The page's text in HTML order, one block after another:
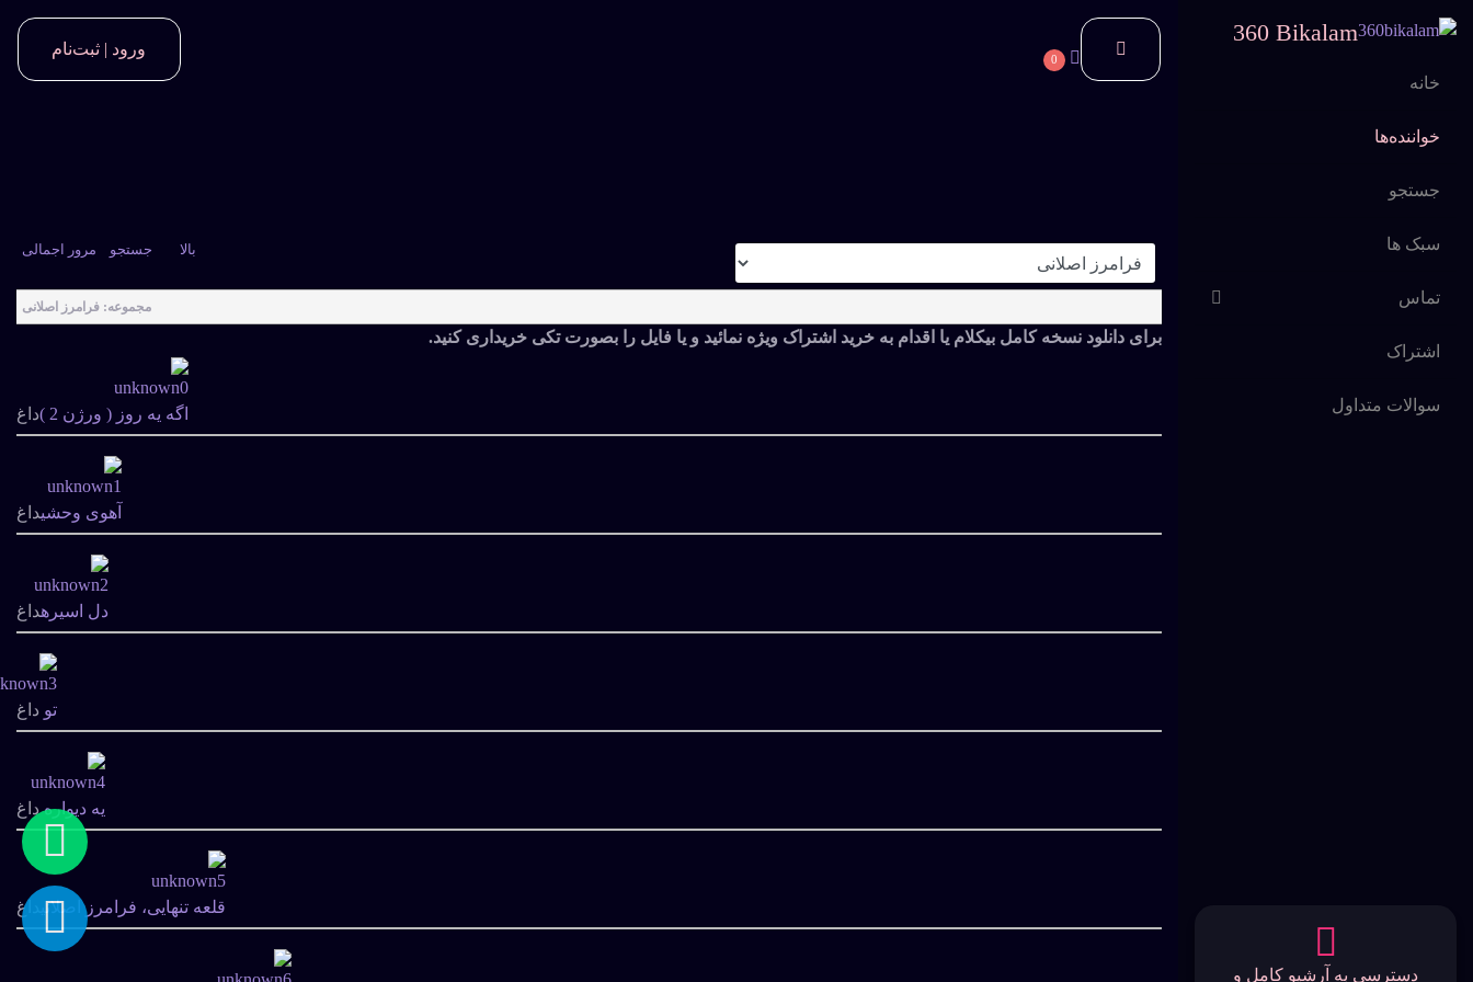
360 Bikalam
خانه
خواننده‌ها
جستجو
سبک ها
تماس
اشتراک
سوالات متداول
دسترسی به آرشیو کامل و
0
ورود | ثبت‌نام
مرور اجمالی جستجو بالا
مجموعه: فرامرز اصلانی
برای دانلود نسخه کامل بیکلام یا اقدام به خرید اشتراک ویژه نمائید و یا فایل را بصورت تکی خریداری کنید.
اگه یه روز ( ورژن 2 ) داغ
آهوی وحشیداغ
دل اسیرهداغ
تو داغ
یه دیوارهداغ
قلعه تنهایی، فرامرز اصلانی داغ